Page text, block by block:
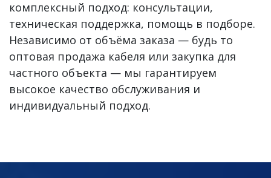
комплексный подход: консультации,
техническая поддержка, помощь в подборе.
Независимо от объёма заказа — будь то
оптовая продажа кабеля или закупка для
частного объекта — мы гарантируем
высокое качество обслуживания и
индивидуальный подход.